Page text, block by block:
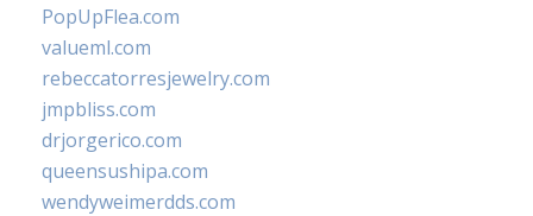
PopUpFlea.com
valueml.com
rebeccatorresjewelry.com
jmpbliss.com
drjorgerico.com
queensushipa.com
wendyweimerdds.com